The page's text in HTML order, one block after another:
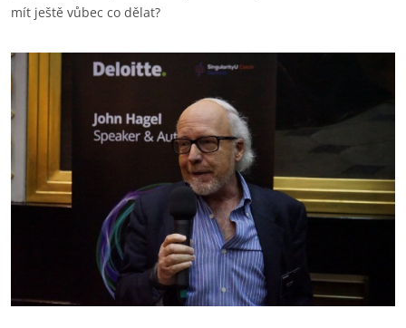
mít ještě vůbec co dělat?